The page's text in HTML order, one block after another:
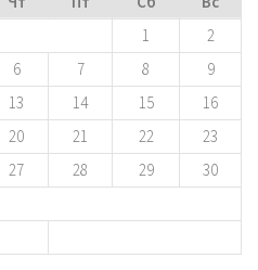
1
2
6 7 8
9
13 14 15
16
20 21 22
23
27 28 29
30